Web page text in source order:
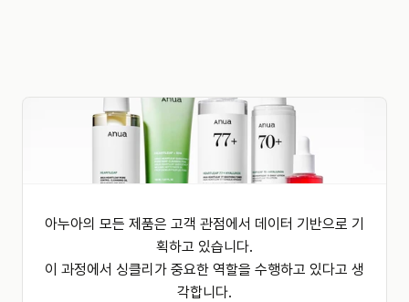
도입 문의하기
아누아의 모든 제품은 고객 관점에서 데이터 기반으로 기
획하고 있습니다.
이 과정에서 싱클리가 중요한 역할을 수행하고 있다고 생
각합니다.